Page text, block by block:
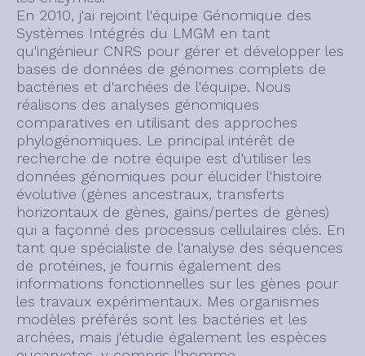
En 2010, j'ai rejoint l'équipe Génomique des
Systèmes Intégrés du LMGM en tant
qu'ingénieur CNRS pour gérer et développer les
bases de données de génomes complets de
bactéries et d'archées de l'équipe. Nous
réalisons des analyses génomiques
comparatives en utilisant des approches
phylogénomiques. Le principal intérêt de
recherche de notre équipe est d'utiliser les
données génomiques pour élucider l'histoire
évolutive (gènes ancestraux, transferts
horizontaux de gènes, gains/pertes de gènes)
qui a façonné des processus cellulaires clés. En
tant que spécialiste de l'analyse des séquences
de protéines, je fournis également des
informations fonctionnelles sur les gènes pour
les travaux expérimentaux. Mes organismes
modèles préférés sont les bactéries et les
archées, mais j'étudie également les espèces